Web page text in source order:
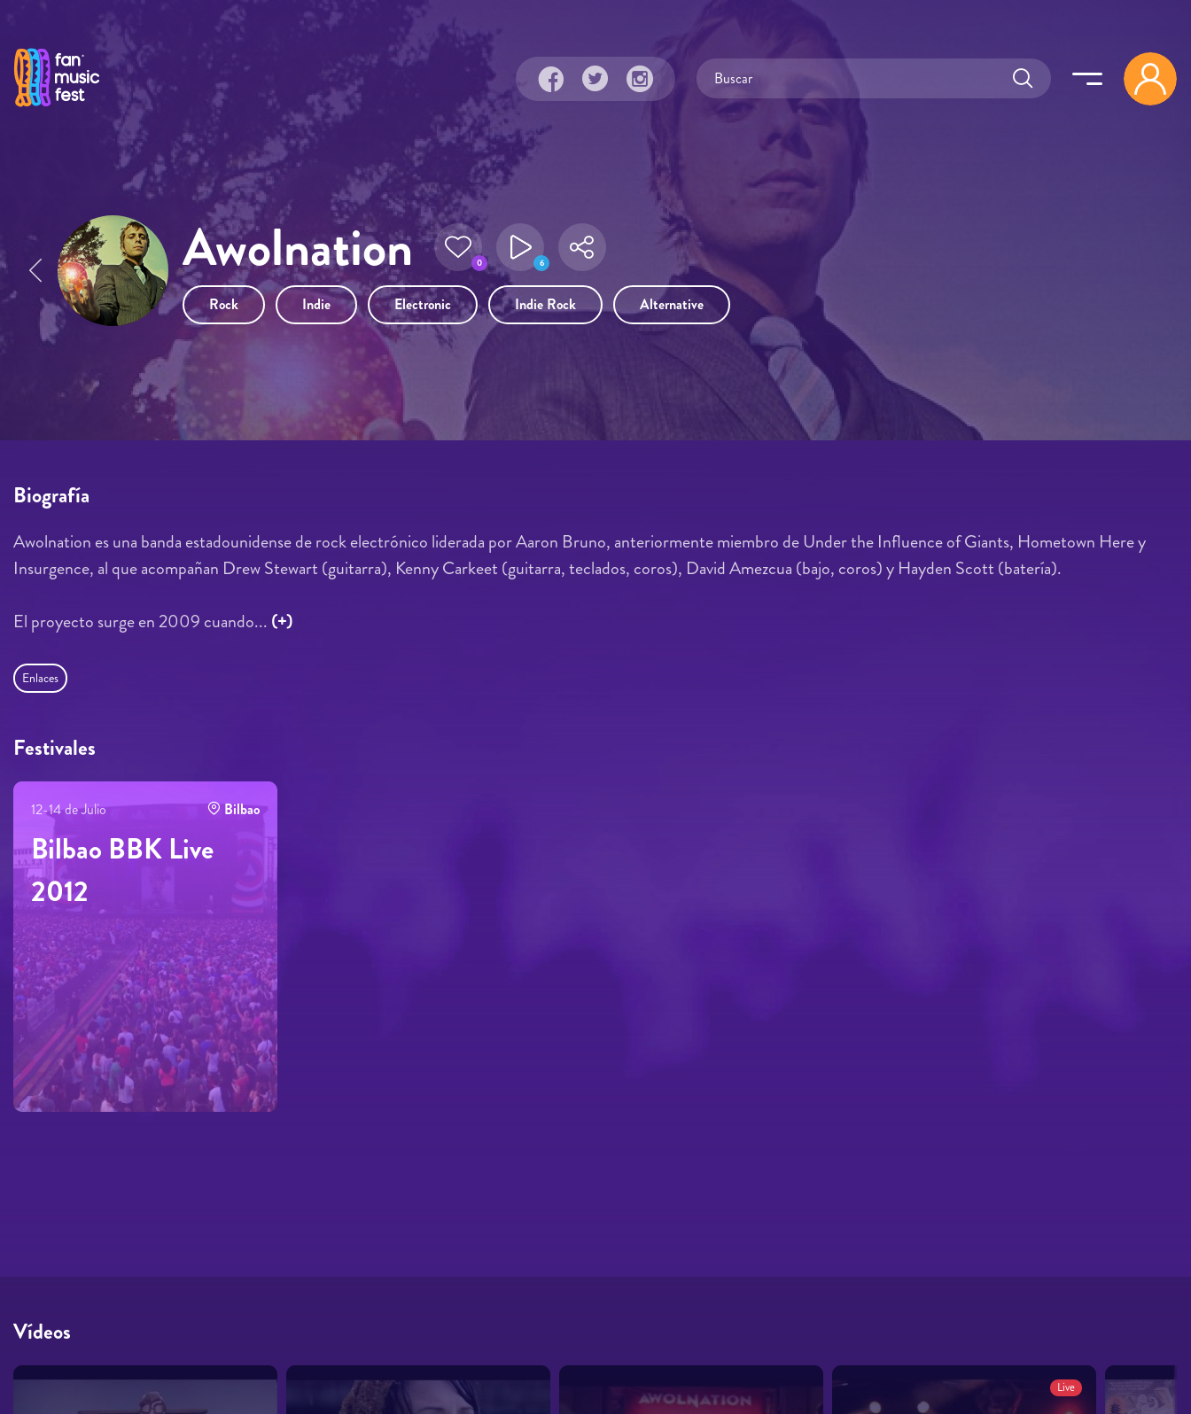
Awolnation 0 6
Rock Indie Electronic Indie Rock Alternative
Biografía
Awolnation es una banda estadounidense de rock electrónico liderada por Aaron Bruno, anteriormente miembro de Under the Influence of Giants, Hometown Here y
Insurgence, al que acompañan Drew Stewart (guitarra), Kenny Carkeet (guitarra, teclados, coros), David Amezcua (bajo, coros) y Hayden Scott (batería).
El proyecto surge en 2009 cuando... (+)
Enlaces
Festivales
12-14 de Julio Bilbao
Bilbao BBK Live
2012
Vídeos
Live